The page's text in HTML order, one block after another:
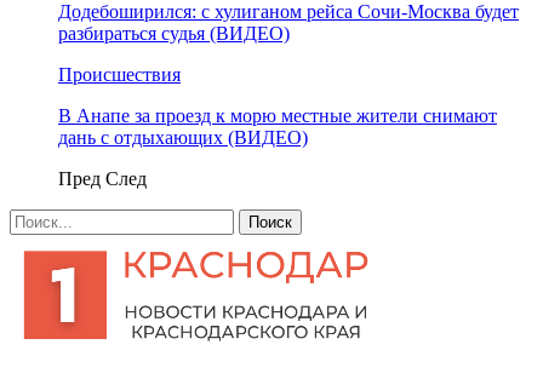
Додебоширился: с хулиганом рейса Сочи-Москва будет
разбираться судья (ВИДЕО)
Происшествия
В Анапе за проезд к морю местные жители снимают
дань с отдыхающих (ВИДЕО)
Пред След